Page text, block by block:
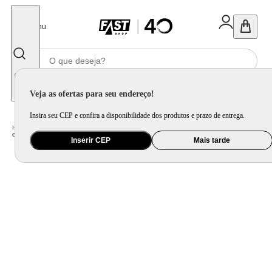
Menu
Veja as ofertas para seu endereço!
Insira seu CEP e confira a disponibilidade dos produtos e prazo de entrega.
Inserir CEP Mais tarde
Home
Cervejeira Imbera 453 Litros Porta de Vidro Padrão Preta CCV315 - 220 Volts